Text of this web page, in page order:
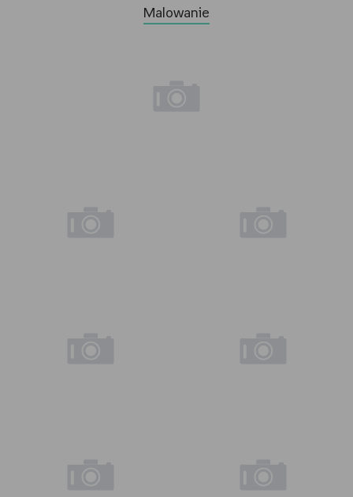
Malowanie